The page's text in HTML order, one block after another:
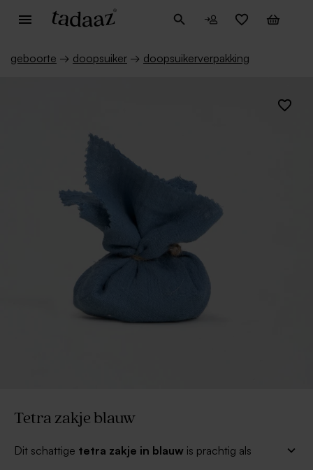
geboorte → doopsuiker → doopsuikerverpakking
Tetra zakje blauw
Dit schattige tetra zakje in blauw is prachtig als